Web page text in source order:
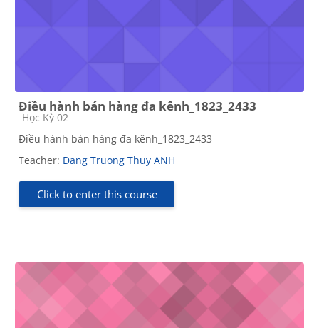
Điều hành bán hàng đa kênh_1823_2433
Course category
Học Kỳ 02
Điều hành bán hàng đa kênh_1823_2433
Teacher: Dang Truong Thuy ANH
Click to enter this course